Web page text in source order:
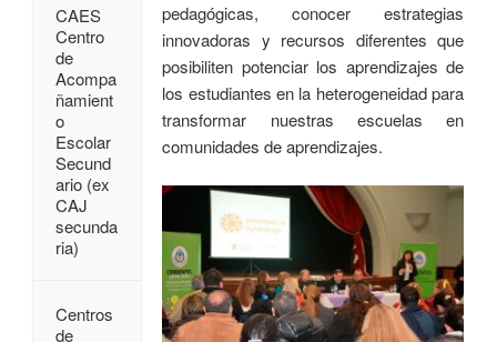
pedagógicas, conocer estrategias
innovadoras y recursos diferentes que
posibiliten potenciar los aprendizajes de
los estudiantes en la heterogeneidad para
transformar nuestras escuelas en
comunidades de aprendizajes.
CAES
Centro
de
Acompa
ñamient
o
Escolar
Secund
ario (ex
CAJ
secunda
ria)
Centros
de